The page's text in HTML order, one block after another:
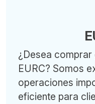
¿Desea
EURC? Somos
operaciones
eficiente para